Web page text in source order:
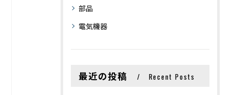
部品
電気機器
最近の投稿 Recent Posts